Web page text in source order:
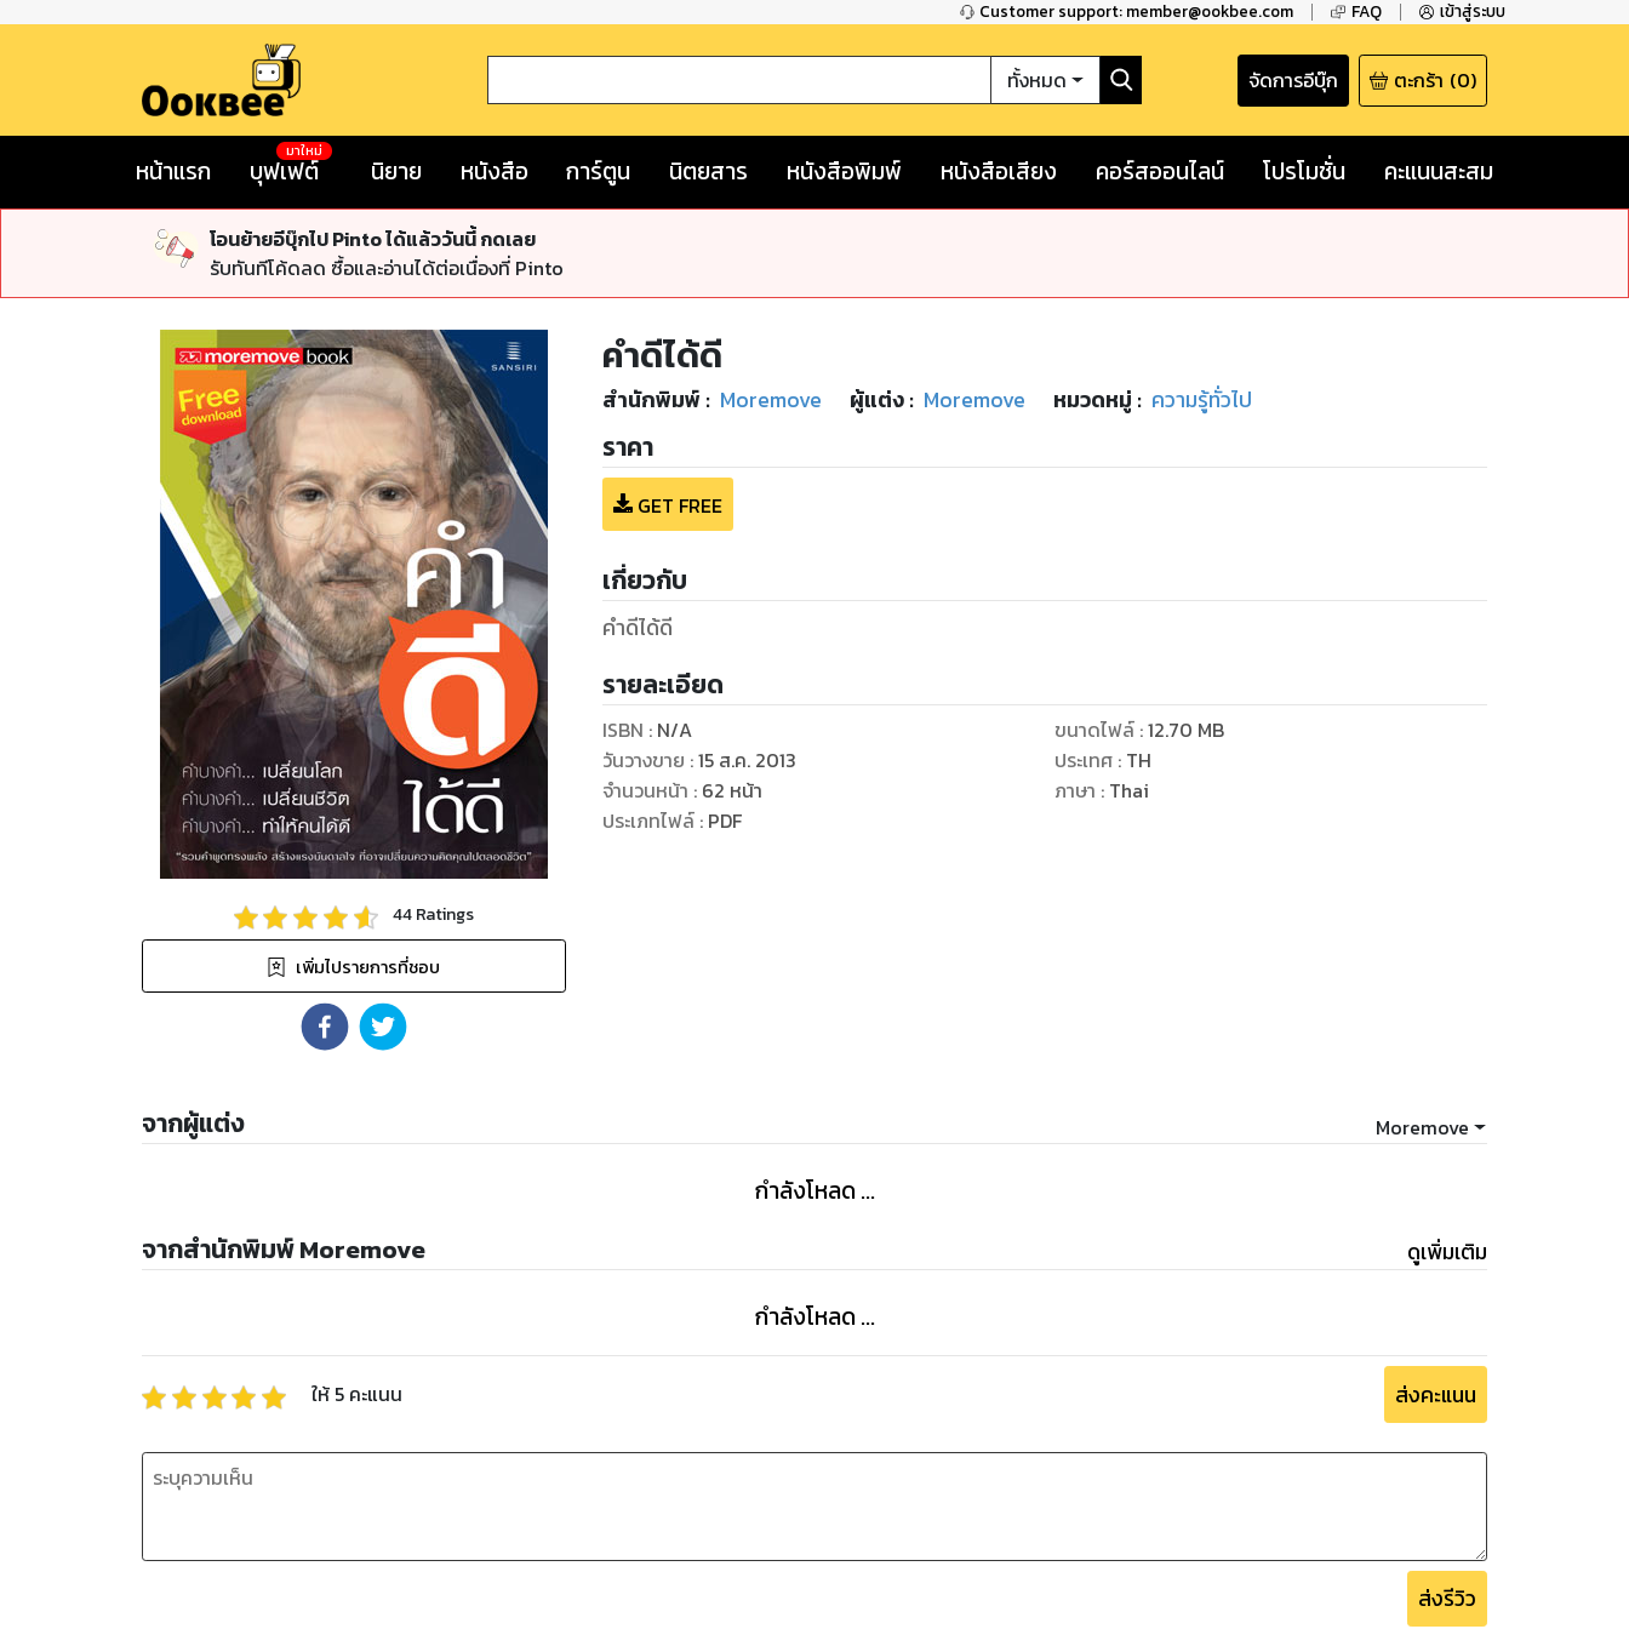
Customer support: member@ookbee.com FAQ เข้าสู่ระบบ
ทั้งหมด จัดการอีบุ๊ก ตะกร้า (0)
หน้าแรก บุฟเฟต์
มาใหม่
นิยาย หนังสือ การ์ตูน นิตยสาร หนังสือพิมพ์ หนังสือเสียง คอร์สออนไลน์ โปรโมชั่น คะแนนสะสม
โอนย้ายอีบุ๊กไป Pinto ได้แล้ววันนี้ กดเลย
รับทันทีโค้ดลด ซื้อและอ่านได้ต่อเนื่องที่ Pinto
44Ratings
เพิ่มไปรายการที่ชอบ
คำดีได้ดี
สำนักพิมพ์ : Moremove ผู้แต่ง : Moremove หมวดหมู่ : ความรู้ทั่วไป
ราคา
GET FREE
เกี่ยวกับ
คำดีได้ดี
รายละเอียด
ISBN : N/A
วันวางขาย :15 ส.ค. 2013
จำนวนหน้า : 62 หน้า
ประเภทไฟล์: PDF
ขนาดไฟล์:12.70 MB
ประเทศ : TH
ภาษา : Thai
จากผู้แต่ง Moremove
กำลังโหลด ...
จากสำนักพิมพ์ Moremove ดูเพิ่มเติม
กำลังโหลด ...
ให้ 5 คะแนน ส่งคะแนน
ส่งรีวิว